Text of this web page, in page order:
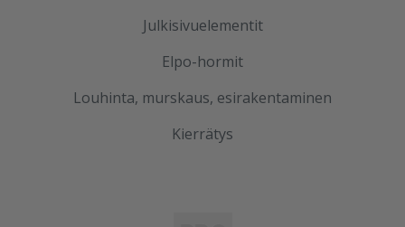
Julkisivuelementit
Elpo-hormit
Louhinta, murskaus, esirakentaminen
Kierrätys